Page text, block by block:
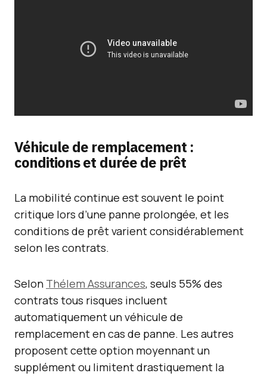
Véhicule de remplacement :
conditions et durée de prêt
La mobilité continue est souvent le point
critique lors d’une panne prolongée, et les
conditions de prêt varient considérablement
selon les contrats.
Selon Thélem Assurances, seuls 55% des
contrats tous risques incluent
automatiquement un véhicule de
remplacement en cas de panne. Les autres
proposent cette option moyennant un
supplément ou limitent drastiquement la